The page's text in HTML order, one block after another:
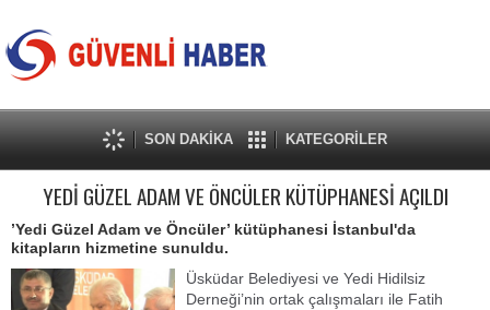
SON DAKİKA KATEGORİLER
YEDİ GÜZEL ADAM VE ÖNCÜLER KÜTÜPHANESİ AÇILDI
’Yedi Güzel Adam ve Öncüler’ kütüphanesi İstanbul'da
kitapların hizmetine sunuldu.
Üsküdar Belediyesi ve Yedi Hidilsiz
Derneği’nin ortak çalışmaları ile Fatih